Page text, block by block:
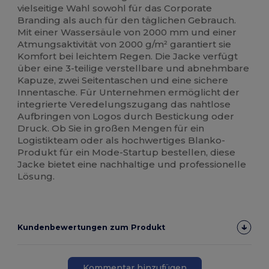
vielseitige Wahl sowohl für das Corporate
Branding als auch für den täglichen Gebrauch.
Mit einer Wassersäule von 2000 mm und einer
Atmungsaktivität von 2000 g/m² garantiert sie
Komfort bei leichtem Regen. Die Jacke verfügt
über eine 3-teilige verstellbare und abnehmbare
Kapuze, zwei Seitentaschen und eine sichere
Innentasche. Für Unternehmen ermöglicht der
integrierte Veredelungszugang das nahtlose
Aufbringen von Logos durch Bestickung oder
Druck. Ob Sie in großen Mengen für ein
Logistikteam oder als hochwertiges Blanko-
Produkt für ein Mode-Startup bestellen, diese
Jacke bietet eine nachhaltige und professionelle
Lösung.
Kundenbewertungen zum Produkt